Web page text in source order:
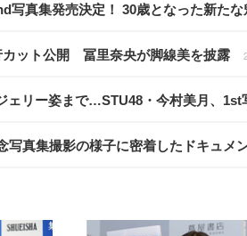
写真集発売決定！ 30歳となった新たな
カット公開 冨里奈央が脚線美を披露
ェリー姿まで…STU48・今村美月、1st
写真集撮影の様子に密着したドキュメ